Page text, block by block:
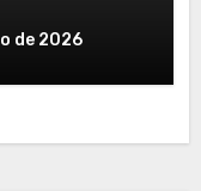
de 2026